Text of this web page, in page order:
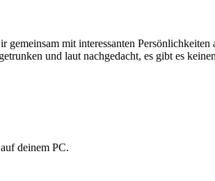
mit interessanten
und laut nachgedacht, es gibt es
deinem PC.